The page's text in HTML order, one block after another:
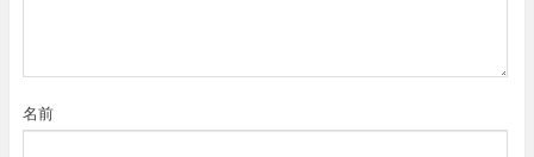
名前